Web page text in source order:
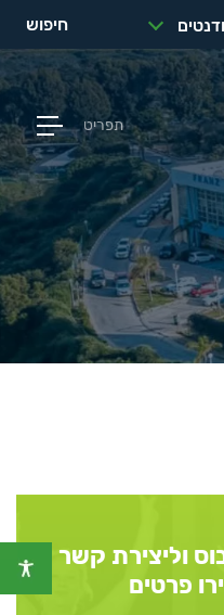
חיפוש
תפריט
וליצירת קשר
פרטים